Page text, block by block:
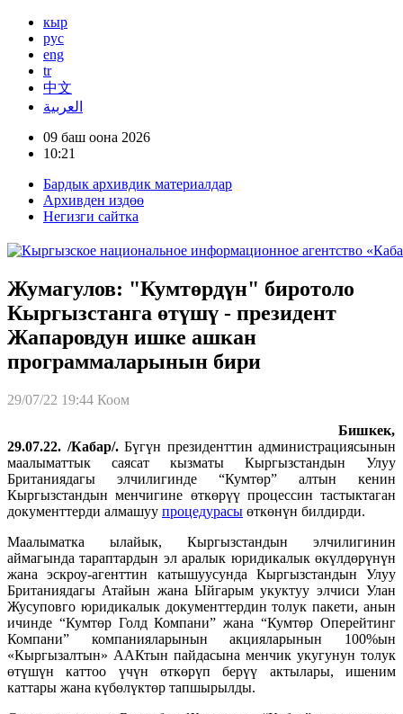
кыр
рус
eng
tr
中文
العربية
09 баш оона 2026
10:21
Бардык архивдик материалдар
Архивден издөө
Негизги сайтка
Жумагулов: "Кумтөрдүн" биротоло
Кыргызстанга өтүшү - президент
Жапаровдун ишке ашкан
программаларынын бири
29/07/22 19:44 Коом
Бишкек,
29.07.22. /Кабар/. Бүгүн президенттин администрациясынын
маалыматтык саясат кызматы Кыргызстандын Улуу
Британиядагы элчилигинде “Кумтөр” алтын кенин
Кыргызстандын менчигине өткөрүү процессин тастыктаган
документтерди алмашуу процедурасы өткөнүн билдирди.
Маалыматка ылайык, Кыргызстандын элчилигинин
аймагында тараптардын эл аралык юридикалык өкүлдөрүнүн
жана эскроу-агенттин катышуусунда Кыргызстандын Улуу
Британиядагы Атайын жана Ыйгарым укуктуу элчиси Улан
Жусуповго юридикалык документтердин толук пакети, анын
ичинде “Кумтөр Голд Компани” жана “Кумтөр Оперейтинг
Компани” компанияларынын акцияларынын 100%ын
«Кыргызалтын» ААКтын пайдасына менчик укугунун толук
өтүшүн каттоо үчүн өткөрүп берүү актылары, ишеним
каттары жана күбөлүктөр тапшырылды.